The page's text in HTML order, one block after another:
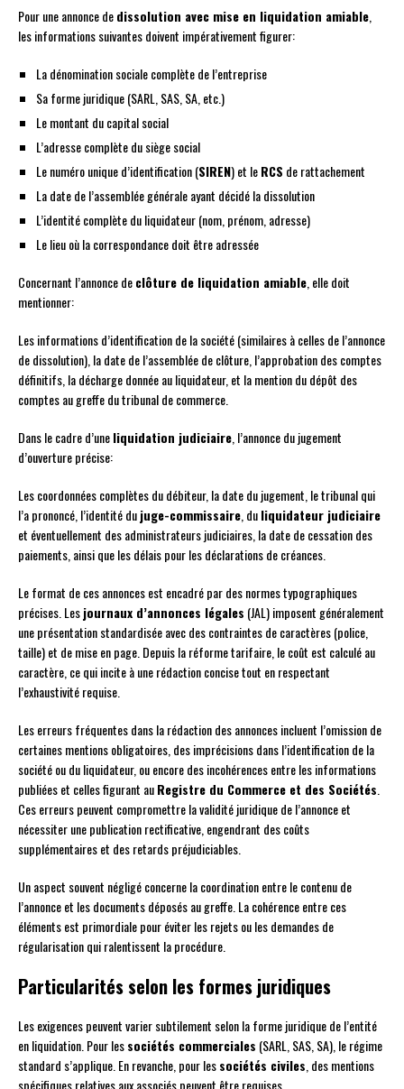
Pour une annonce dedissolution avec mise en liquidation amiable,
les informations suivantes doivent impérativement figurer:
La dénomination sociale complète de l’entreprise
Sa forme juridique (SARL, SAS, SA, etc.)
Le montant du capital social
L’adresse complète du siège social
Le numéro unique d’identification (SIREN) et leRCS de rattachement
La date de l’assemblée générale ayant décidé la dissolution
L’identité complète du liquidateur (nom, prénom, adresse)
Le lieu où la correspondance doit être adressée
Concernant l’annonce declôture de liquidation amiable, elle doit
mentionner:
Les informations d’identification de la société (similaires à celles de l’annonce
de dissolution), la date de l’assemblée de clôture, l’approbation des comptes
définitifs, la décharge donnée au liquidateur, et la mention du dépôt des
comptes au greffe du tribunal de commerce.
Dans le cadre d’uneliquidation judiciaire, l’annonce du jugement
d’ouverture précise:
Les coordonnées complètes du débiteur, la date du jugement, le tribunal qui
l’a prononcé, l’identité dujuge-commissaire, duliquidateur judiciaire
et éventuellement des administrateurs judiciaires, la date de cessation des
paiements, ainsi que les délais pour les déclarations de créances.
Le format de ces annonces est encadré par des normes typographiques
précises. Lesjournaux d’annonces légales (JAL) imposent généralement
une présentation standardisée avec des contraintes de caractères (police,
taille) et de mise en page. Depuis la réforme tarifaire, le coût est calculé au
caractère, ce qui incite à une rédaction concise tout en respectant
l’exhaustivité requise.
Les erreurs fréquentes dans la rédaction des annonces incluent l’omission de
certaines mentions obligatoires, des imprécisions dans l’identification de la
société ou du liquidateur, ou encore des incohérences entre les informations
publiées et celles figurant auRegistre du Commerce et des Sociétés.
Ces erreurs peuvent compromettre la validité juridique de l’annonce et
nécessiter une publication rectificative, engendrant des coûts
supplémentaires et des retards préjudiciables.
Un aspect souvent négligé concerne la coordination entre le contenu de
l’annonce et les documents déposés au greffe. La cohérence entre ces
éléments est primordiale pour éviter les rejets ou les demandes de
régularisation qui ralentissent la procédure.
Particularités selon les formes juridiques
Les exigences peuvent varier subtilement selon la forme juridique de l’entité
en liquidation. Pour lessociétés commerciales (SARL, SAS, SA), le régime
standard s’applique. En revanche, pour lessociétés civiles, des mentions
spécifiques relatives aux associés peuvent être requises.